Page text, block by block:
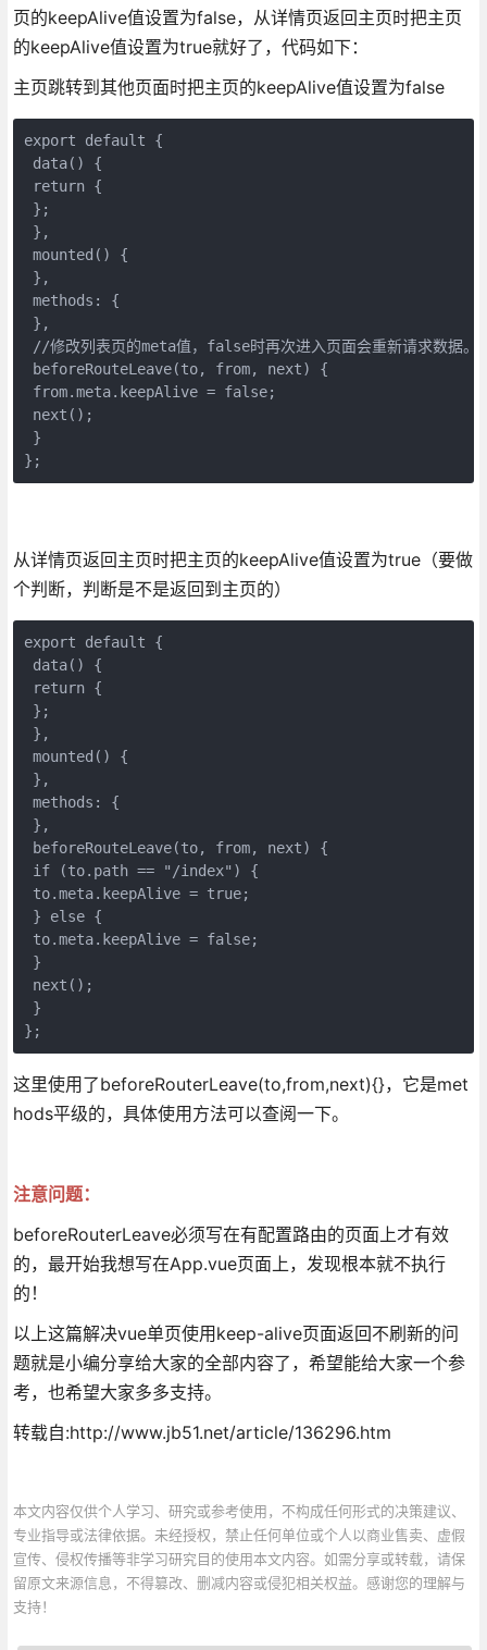
页的keepAlive值设置为false，从详情页返回主页时把主页
的keepAlive值设置为true就好了，代码如下：
主页跳转到其他页面时把主页的keepAlive值设置为false
export default {
data() {
return {
};
},
mounted() {
},
methods: {
},
//修改列表页的meta值，false时再次进入页面会重新请求数据。
beforeRouteLeave(to, from, next) {
from.meta.keepAlive = false;
next();
}
};
从详情页返回主页时把主页的keepAlive值设置为true（要做
个判断，判断是不是返回到主页的）
export default {
data() {
return {
};
},
mounted() {
},
methods: {
},
beforeRouteLeave(to, from, next) {
if (to.path == "/index") {
to.meta.keepAlive = true;
} else {
to.meta.keepAlive = false;
}
next();
}
};
这里使用了beforeRouterLeave(to,from,next){}，它是met
hods平级的，具体使用方法可以查阅一下。
注意问题：
beforeRouterLeave必须写在有配置路由的页面上才有效
的，最开始我想写在App.vue页面上，发现根本就不执行
的！
以上这篇解决vue单页使用keep-alive页面返回不刷新的问
题就是小编分享给大家的全部内容了，希望能给大家一个参
考，也希望大家多多支持。
转载自:http://www.jb51.net/article/136296.htm
本文内容仅供个人学习、研究或参考使用，不构成任何形式的决策建议、
专业指导或法律依据。未经授权，禁止任何单位或个人以商业售卖、虚假
宣传、侵权传播等非学习研究目的使用本文内容。如需分享或转载，请保
留原文来源信息，不得篡改、删减内容或侵犯相关权益。感谢您的理解与
支持！